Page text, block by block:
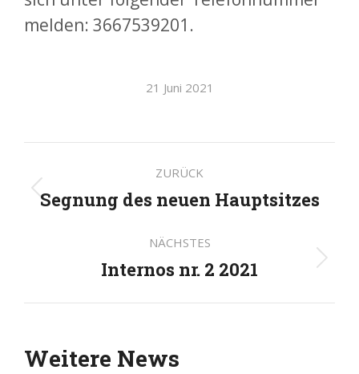
melden: 3667539201.
21 Juni 2021
ZURÜCK
Vorheriger
Segnung des neuen Hauptsitzes
NÄCHSTES
Nächster
Internos nr. 2 2021
Weitere News